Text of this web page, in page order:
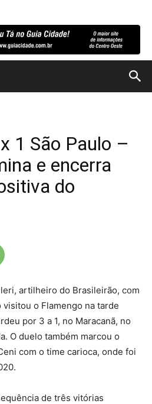
1 São Paulo –
e encerra
do
artilheiro do Brasileirão, com
o Flamengo na tarde
por 3 a 1, no Maracanã, no
O duelo também marcou o
com o time carioca, onde foi
de três vitórias